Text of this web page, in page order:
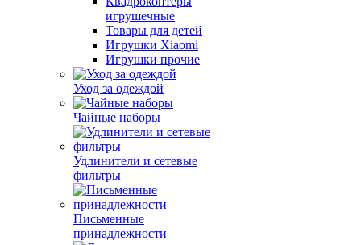
игрушечные
Товары для детей
Игрушки Xiaomi
Игрушки прочие
Уход за одеждой
Чайные наборы
Удлинители и сетевые
фильтры
Письменные
принадлежности